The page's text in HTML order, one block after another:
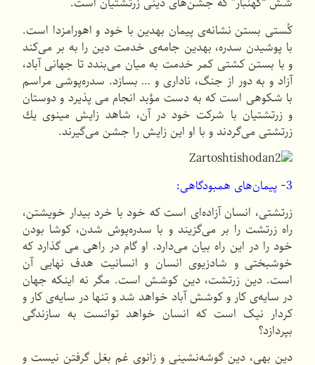
كُستی بستن نشانه‌ی پیمان بهدین با خود و اهورامزدا است.
با پوشیدن سدره، بهدین جامه‌ی خدمت دین را به بر می‌كند
و با بستن كشتی كمر خدمت به میان می‌بندد تا جهانی آباد،
آزاد و به دور از جنگ، ناداری و … بسازد. سدره‌پوشی مراسم
با شكوهی است كه به دست مؤبد انجام می پذیرد و دوستان
و زرتشتیان با شركت خود در آن، شاهد زایش مینوی یك
زرتشتی می‌گردند و با او این زایش را جشن می‌گیرند.
3- پیمان‌های همبودگاهی:
زرتشتی، انسان آزاده‌ای است كه خود با خرد بیدار خویشتن،
راه زرتشت را بر می‌گزیند و با سدره‌پوش شدن، كوشا بودن
خود را در این راه بیان می‌دارد. او گام در راهی می گذارد كه
خوشبختی و شادزیوی انسان و انسانیت هدف نهایی آن
است. دین زرتشت، دین كوشش است. مگر نه اینكه جهان
در سایه‌ی كار و كوشش آباد خواهد شد و تنها در سایه‌ی كار و
كردار نیک است كه انسان خواهد توانست به سازندگی
بپردازد؟
دین بهی، دین گوشه‌نشینی و زانوی غم بغل گرفتن نیست و